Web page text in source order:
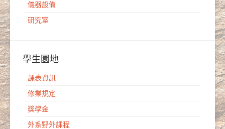
儀器設備
研究室
學生園地
課表資訊
修業規定
獎學金
外系野外課程